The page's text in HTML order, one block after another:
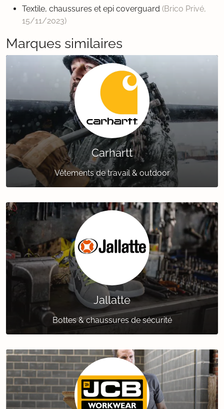
Textile, chaussures et epi coverguard (Brico Privé,
15/11/2023)
Marques similaires
Carhartt
Vêtements de travail & outdoor
Jallatte
Bottes & chaussures de sécurité